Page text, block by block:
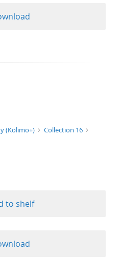
(Kolimo+)
Collection 16
to shelf